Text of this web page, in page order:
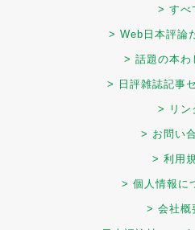
> すべ
> Web日本評論
> 話題の本わ
> 日評雑誌記事
> リン
> お問い
> 利用
> 個人情報に
> 会社概